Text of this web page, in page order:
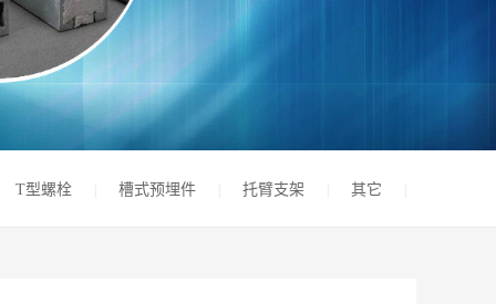
T型螺栓 槽式预埋件 托臂支架 其它